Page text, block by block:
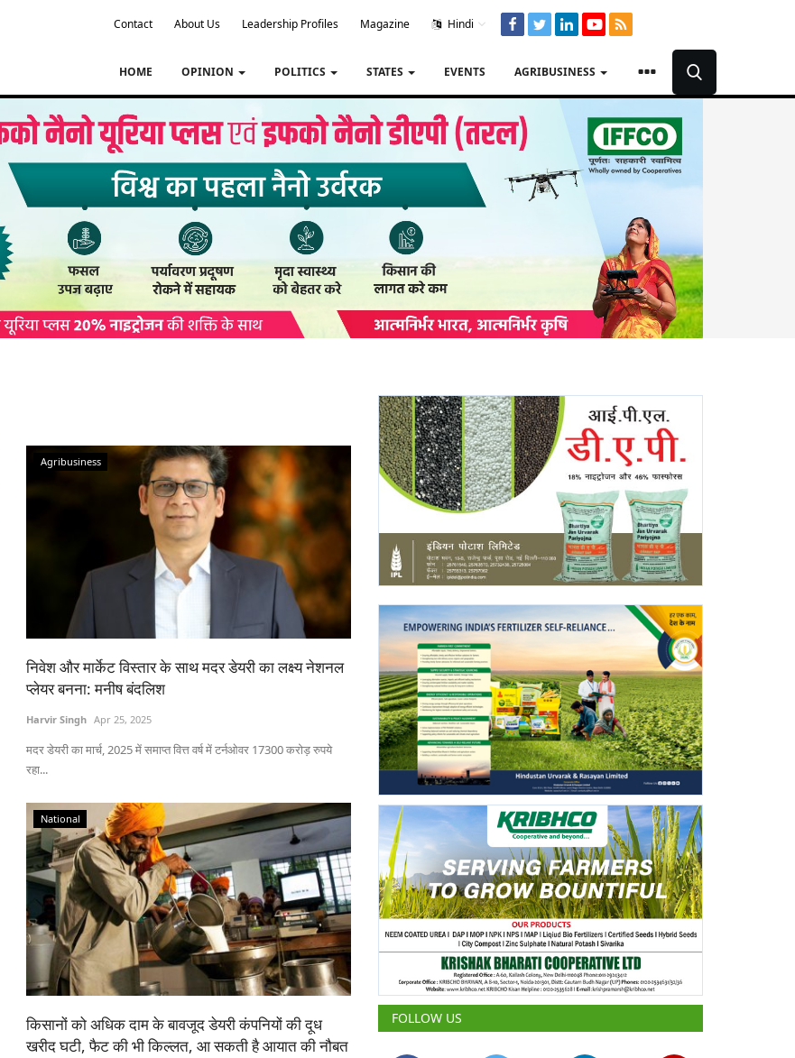
Contact About Us Leadership Profiles Magazine Hindi
HOME OPINION POLITICS STATES EVENTS AGRIBUSINESS
Agribusiness
निवेश और मार्केट विस्तार के साथ मदर डेयरी का लक्ष्य नेशनल
प्लेयर बनना: मनीष बंदलिश
Harvir Singh Apr 25, 2025
मदर डेयरी का मार्च, 2025 में समाप्त वित्त वर्ष में टर्नओवर 17300 करोड़ रुपये
रहा...
National
किसानों को अधिक दाम के बावजूद डेयरी कंपनियों की दूध
खरीद घटी, फैट की भी किल्लत, आ सकती है आयात की नौबत
FOLLOW US